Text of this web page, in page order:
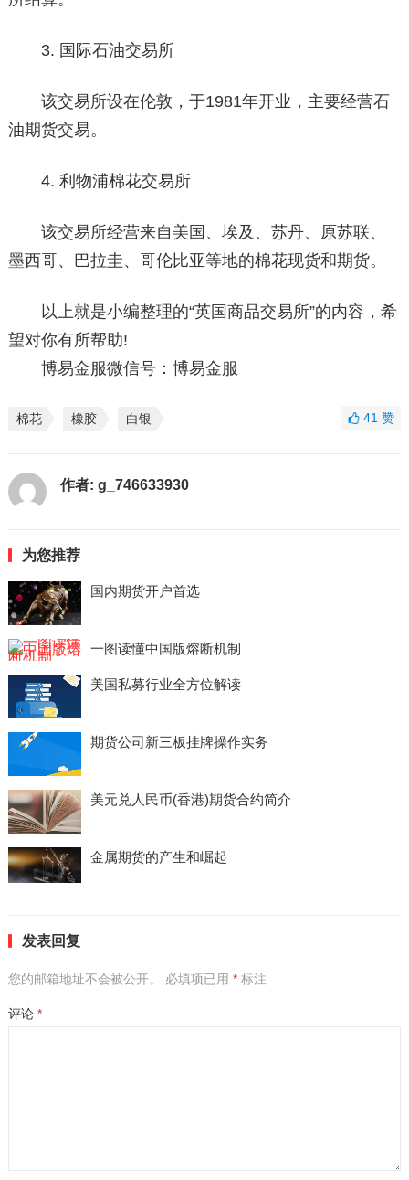
3. 国际石油交易所
该交易所设在伦敦，于1981年开业，主要经营石
油期货交易。
4. 利物浦棉花交易所
该交易所经营来自美国、埃及、苏丹、原苏联、
墨西哥、巴拉圭、哥伦比亚等地的棉花现货和期货。
以上就是小编整理的“英国商品交易所”的内容，希
望对你有所帮助!
博易金服微信号：博易金服
棉花 橡胶 白银 41赞
作者: g_746633930
为您推荐
国内期货开户首选
一图读懂中国版熔断机制
美国私募行业全方位解读
期货公司新三板挂牌操作实务
美元兑人民币(香港)期货合约简介
金属期货的产生和崛起
发表回复
您的邮箱地址不会被公开。 必填项已用 *标注
评论 *